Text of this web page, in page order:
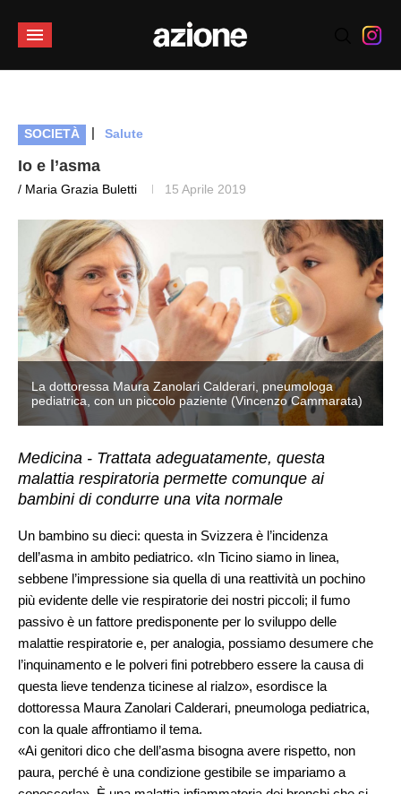
SOCIETÀ | Salute
Io e l’asma
/ Maria Grazia Buletti 15 Aprile 2019
La dottoressa Maura Zanolari Calderari, pneumologa
pediatrica, con un piccolo paziente (Vincenzo Cammarata)
Medicina - Trattata adeguatamente, questa
malattia respiratoria permette comunque ai
bambini di condurre una vita normale
Un bambino su dieci: questa in Svizzera è l’incidenza
dell’asma in ambito pediatrico. «In Ticino siamo in linea,
sebbene l’impressione sia quella di una reattività un pochino
più evidente delle vie respiratorie dei nostri piccoli; il fumo
passivo è un fattore predisponente per lo sviluppo delle
malattie respiratorie e, per analogia, possiamo desumere che
l’inquinamento e le polveri fini potrebbero essere la causa di
questa lieve tendenza ticinese al rialzo», esordisce la
dottoressa Maura Zanolari Calderari, pneumologa pediatrica,
con la quale affrontiamo il tema.
«Ai genitori dico che dell’asma bisogna avere rispetto, non
paura, perché è una condizione gestibile se impariamo a
conoscerla». È una malattia infiammatoria dei bronchi che si